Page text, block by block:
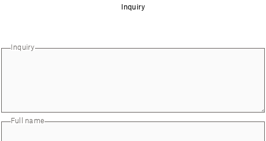
Inquiry
Inquiry
Full name